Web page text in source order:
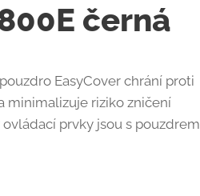
černá
EasyCover chrání proti
minimalizuje riziko zničení
prvky jsou s pouzdrem